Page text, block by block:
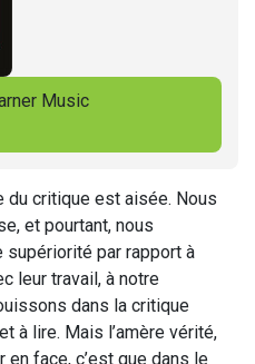
Music
du critique est aisée. Nous
et pourtant, nous
supériorité par rapport à
leur travail, à notre
dans la critique
à lire. Mais l’amère vérité,
en face, c’est que dans le